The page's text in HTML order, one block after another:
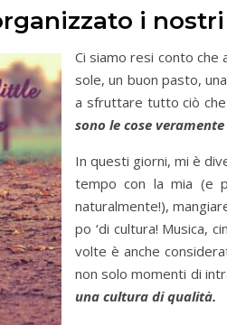
i
Ci siamo resi conto che
sole, un buon pasto,
a sfruttare tutto ciò che
sono le cose
In questi giorni, mi è
tempo con la mia (e
naturalmente!),
po ‘di cultura! Musica,
volte è anche
non solo momenti di
una cultura di qualità.